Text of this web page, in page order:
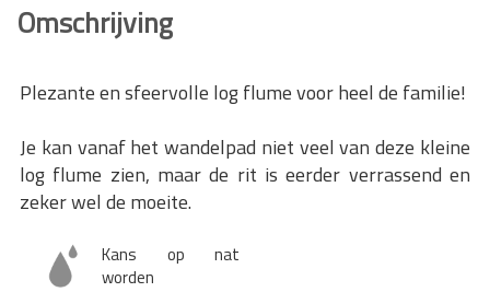
Omschrijving
Plezante en sfeervolle log flume voor heel de familie!
Je kan vanaf het wandelpad niet veel van deze kleine
log flume zien, maar de rit is eerder verrassend en
zeker wel de moeite.
Kans op nat
worden